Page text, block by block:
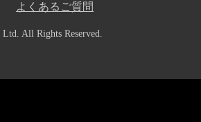
よくあるご質問
All Rights Reserved.